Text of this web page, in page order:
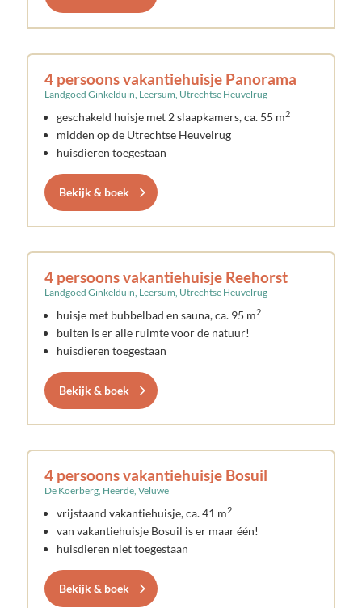
4 persoons vakantiehuisje Panorama
Landgoed Ginkelduin, Leersum, Utrechtse Heuvelrug
geschakeld huisje met 2 slaapkamers, ca. 55 m2
midden op de Utrechtse Heuvelrug
huisdieren toegestaan
Bekijk & boek
4 persoons vakantiehuisje Reehorst
Landgoed Ginkelduin, Leersum, Utrechtse Heuvelrug
huisje met bubbelbad en sauna, ca. 95 m2
buiten is er alle ruimte voor de natuur!
huisdieren toegestaan
Bekijk & boek
4 persoons vakantiehuisje Bosuil
De Koerberg, Heerde, Veluwe
vrijstaand vakantiehuisje, ca. 41 m2
van vakantiehuisje Bosuil is er maar één!
huisdieren niet toegestaan
Bekijk & boek